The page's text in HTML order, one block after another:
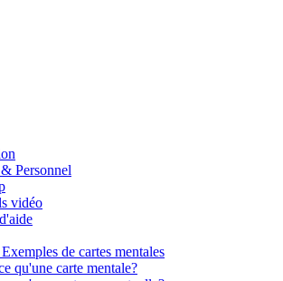
Personnel
vidéo
de cartes mentales
qu'une carte mentale?